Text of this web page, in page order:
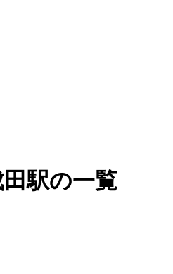
駅の一覧